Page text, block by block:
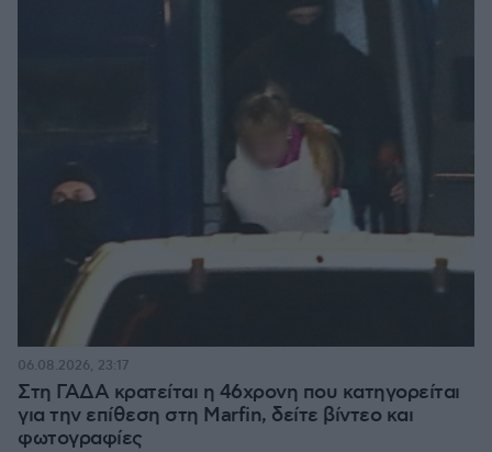
Στη ΓΑΔΑ κρατείται η 46χρονη που κατηγορείται
για την επίθεση στη Marfin, δείτε βίντεο και
φωτογραφίες
06.08.2026, 23:17